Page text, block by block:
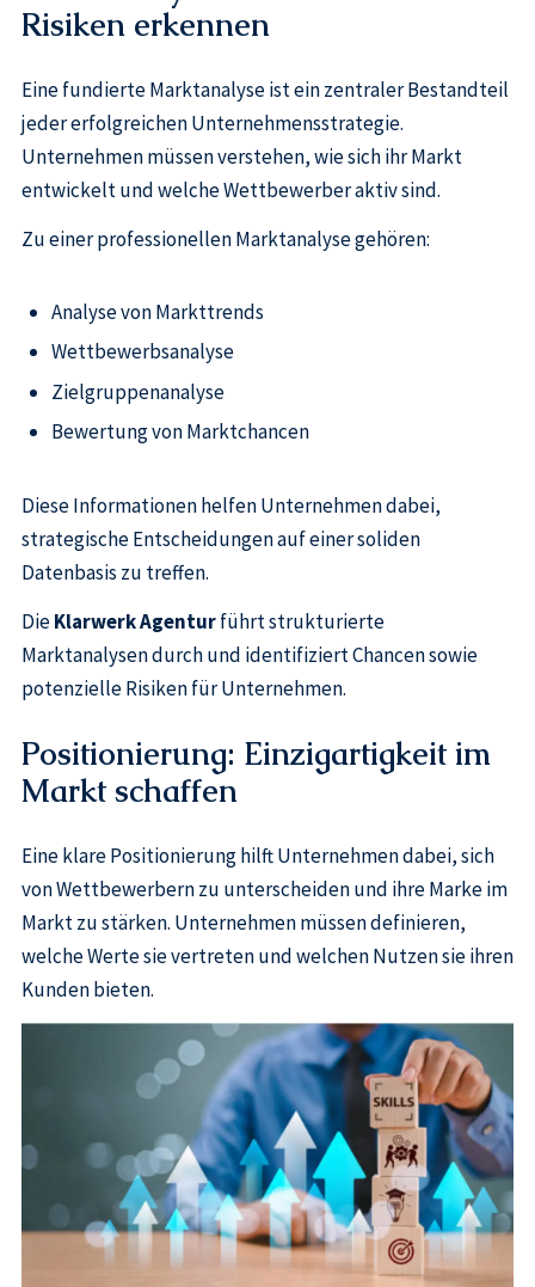
Risiken erkennen
Eine fundierte Marktanalyse ist ein zentraler Bestandteil
jeder erfolgreichen Unternehmensstrategie.
Unternehmen müssen verstehen, wie sich ihr Markt
entwickelt und welche Wettbewerber aktiv sind.
Zu einer professionellen Marktanalyse gehören:
Analyse von Markttrends
Wettbewerbsanalyse
Zielgruppenanalyse
Bewertung von Marktchancen
Diese Informationen helfen Unternehmen dabei,
strategische Entscheidungen auf einer soliden
Datenbasis zu treffen.
DieKlarwerk Agenturführt strukturierte
Marktanalysen durch und identifiziert Chancen sowie
potenzielle Risiken für Unternehmen.
Positionierung: Einzigartigkeit im
Markt schaffen
Eine klare Positionierung hilft Unternehmen dabei, sich
von Wettbewerbern zu unterscheiden und ihre Marke im
Markt zu stärken. Unternehmen müssen definieren,
welche Werte sie vertreten und welchen Nutzen sie ihren
Kunden bieten.